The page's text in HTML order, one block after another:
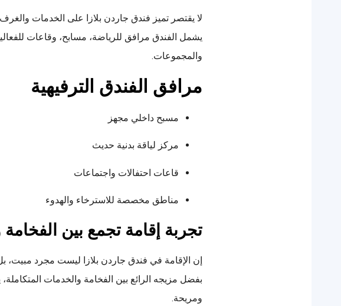
لا يقتصر تميز فندق جاردن بلازا على الخدمات
يشمل الفندق مرافق للرياضة، مسابح، وقاعات
والمجموعات.
مرافق الفندق الترفيهية
مسبح داخلي مجهز
مركز لياقة بدنية حديث
قاعات احتفالات واجتماعات
مناطق مخصصة للاسترخاء والهدوء
تجربة إقامة تجمع بين الفخامة
إن الإقامة في فندق جاردن بلازا ليست مجرد مبيت،
بفضل مزيجه الرائع بين الفخامة والخدمات
ومريحة.